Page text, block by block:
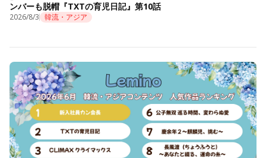
ンバーも脱帽『TXTの育児日記』第10話
2026/8/3 韓流・アジア